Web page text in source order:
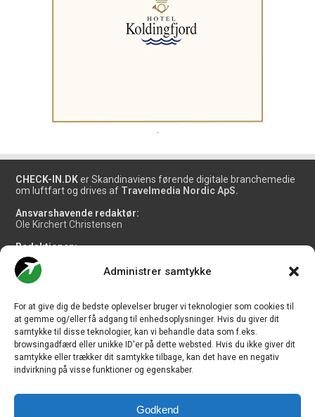
Administrer samtykke
For at give dig de bedste oplevelser bruger vi teknologier som cookies til
at gemme og/eller få adgang til enhedsoplysninger. Hvis du giver dit
samtykke til disse teknologier, kan vi behandle data som f.eks.
browsingadfærd eller unikke ID'er på dette websted. Hvis du ikke giver dit
samtykke eller trækker dit samtykke tilbage, kan det have en negativ
indvirkning på visse funktioner og egenskaber.
Godkend
CHECK-IN.DK er Skandinaviens førende digitale branchemedie
om luftfart og drives af Travelmedia Nordic ApS.
Ansvarshavende redaktør:
Ole Kirchert Christensen
Redaktionen:
Christian Granhøj Skouboe
Henrik Baumgarten
Danny Longhi Andreasen
Salg og jobannoncer:
salg@travelmedianordic.com
Vi tager ansvar for indholdet og er tilmeldt